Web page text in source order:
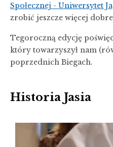
Społecznej - Uniwersytet
zrobić jeszcze więcej
Tegoroczną edycję
który towarzyszył nam
poprzednich Biegach.
Historia Jasia